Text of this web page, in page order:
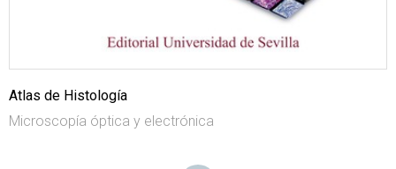
Atlas de Histología
Microscopía óptica y electrónica